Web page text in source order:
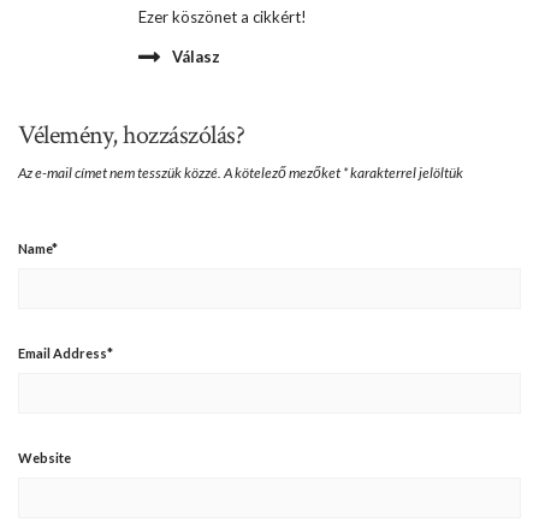
Ezer köszönet a cikkért!
Válasz
Vélemény, hozzászólás?
Az e-mail címet nem tesszük közzé. A kötelező mezőket *karakterrel jelöltük
Name*
Email Address*
Website